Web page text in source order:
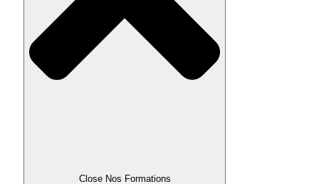
Close Nos Formations